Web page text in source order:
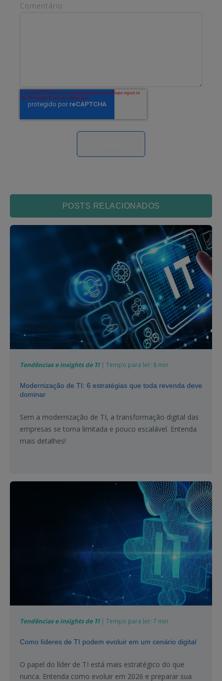
Comentário
POSTS RELACIONADOS
Tendências e insights de TI| Tempo para ler: 8 min
Modernização de TI: 6 estratégias que toda revenda deve
dominar
Sem a modernização de TI, a transformação digital das
empresas se torna limitada e pouco escalável. Entenda
mais detalhes!
Tendências e insights de TI| Tempo para ler: 7 min
Como líderes de TI podem evoluir em um cenário digital
O papel do líder de TI está mais estratégico do que
nunca. Entenda como evoluir em 2026 e preparar sua